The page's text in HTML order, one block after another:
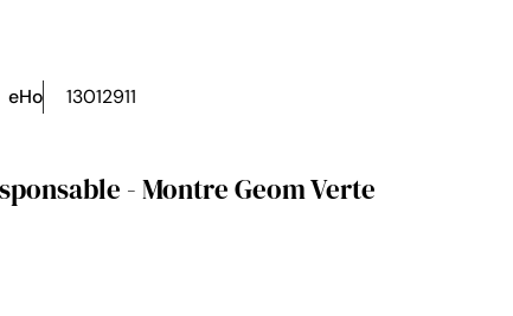
eHo 13012911
- Montre Geom Verte